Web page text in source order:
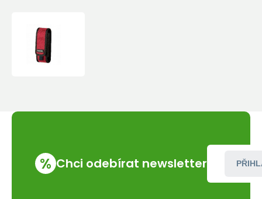
% Chci odebírat newsletter